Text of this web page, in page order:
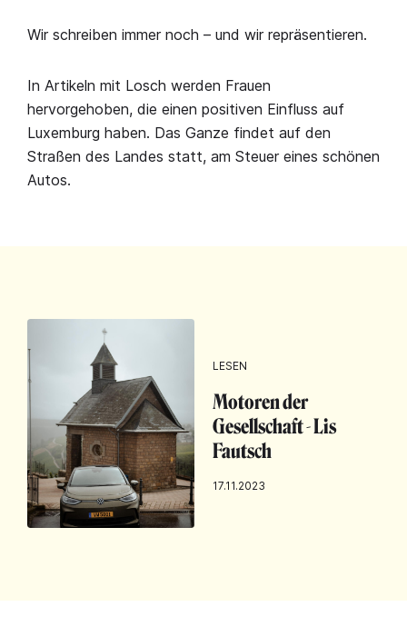
Wir schreiben immer noch – und wir repräsentieren.
In Artikeln mit Losch werden Frauen
hervorgehoben, die einen positiven Einfluss auf
Luxemburg haben. Das Ganze findet auf den
Straßen des Landes statt, am Steuer eines schönen
Autos.
LESEN
Motoren der
Gesellschaft - Lis
Fautsch
17.11.2023